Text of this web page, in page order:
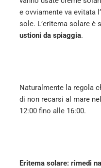
e ovviamente va evitata
sole. L’eritema solare è
ustioni da spiaggia.
Naturalmente la regola
di non recarsi al mare
12:00 fino alle 16:00.
Eritema solare: rimedi